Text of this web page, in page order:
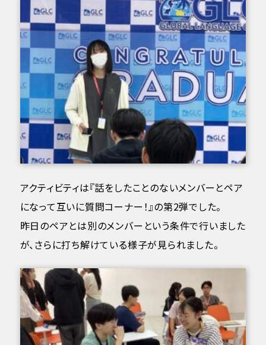
アクティビティは『話をしたことのないメンバーとペア
になって互いに質問コーナー！』の第2弾でした。
昨日のペアとは別のメンバーという条件で行いました
が、さらに打ち解けている様子が見られました。